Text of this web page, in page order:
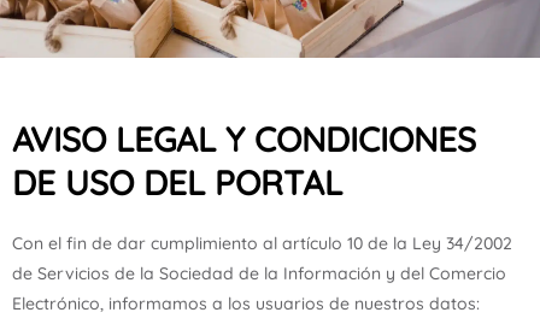
AVISO LEGAL Y CONDICIONES
DE USO DEL PORTAL
Con el fin de dar cumplimiento al artículo 10 de la Ley 34/2002
de Servicios de la Sociedad de la Información y del Comercio
Electrónico, informamos a los usuarios de nuestros datos: